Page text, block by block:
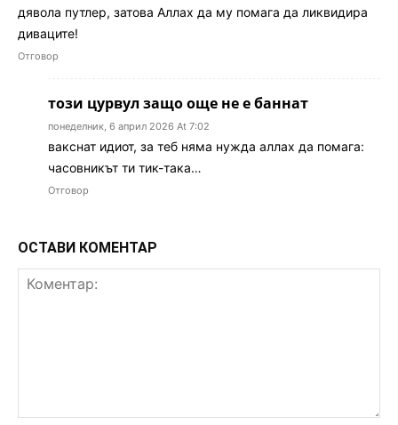
дявола путлер, затова Аллах да му помага да ликвидира
диваците!
Отговор
този цурвул защо още не е баннат
понеделник, 6 април 2026 At 7:02
вакснат идиот, за теб няма нужда аллах да помага:
часовникът ти тик-така…
Отговор
ОСТАВИ КОМЕНТАР